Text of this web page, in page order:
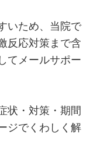
いため、当院で
反応対策まで含
てメールサポー
状・対策・期間
ジでくわしく解